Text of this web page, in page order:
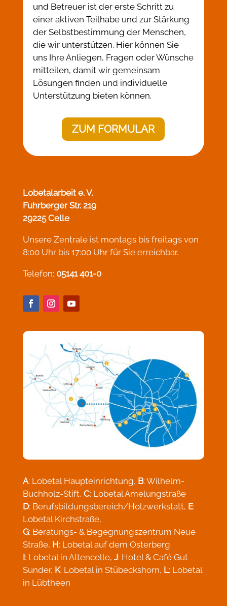
und Betreuer ist der erste Schritt zu
einer aktiven Teilhabe und zur Stärkung
der Selbstbestimmung der Menschen,
die wir unterstützen. Hier können Sie
uns Ihre Anliegen, Fragen oder Wünsche
mitteilen, damit wir gemeinsam
Lösungen finden und individuelle
Unterstützung bieten können.
ZUM FORMULAR
Lobetalarbeit e. V.
Fuhrberger Str. 219
29225 Celle
Unsere Zentrale ist montags bis freitags von
8:00 Uhr bis 17:00 Uhr für Sie erreichbar.
Telefon: 05141 401-0
A: Lobetal Haupteinrichtung, B: Wilhelm-
Buchholz-Stift, C: Lobetal Amelungstraße
D: Berufsbildungsbereich/Holzwerkstatt, E:
Lobetal Kirchstraße,
G: Beratungs- & Begegnungszentrum Neue
Straße, H: Lobetal auf dem Osterberg
I: Lobetal in Altencelle, J: Hotel & Café Gut
Sunder, K: Lobetal in Stübeckshorn, L: Lobetal
in Lübtheen